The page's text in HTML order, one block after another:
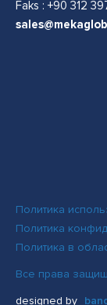
Faks : +90 312
Политика
Политика
Политика в
Все права
designed by